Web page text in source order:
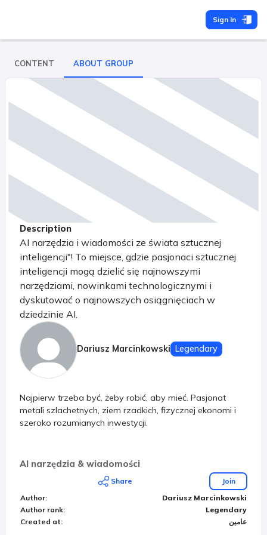
Sign In
CONTENT ABOUT GROUP
Description
AI narzędzia i wiadomości ze świata sztucznej
inteligencji"! To miejsce, gdzie pasjonaci sztucznej
inteligencji mogą dzielić się najnowszymi
narzędziami, nowinkami technologicznymi i
dyskutować o najnowszych osiągnięciach w
dziedzinie AI.
Dariusz Marcinkowski Legendary
Najpierw trzeba być, żeby robić, aby mieć. Pasjonat
metali szlachetnych, ziem rzadkich, fizycznej ekonomi i
szeroko rozumianych inwestycji.
AI narzędzia & wiadomości
Share
Join
Author:
Dariusz Marcinkowski
Author rank:
Legendary
Created at: عامين